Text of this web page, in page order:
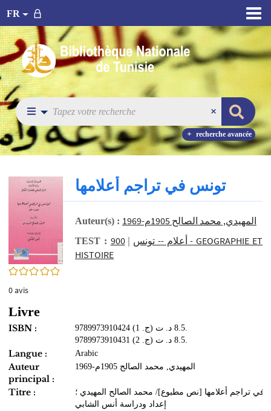
FR
recherche avancée
0/5
0avis
تونس في تراجم أعلامها
Auteur(s) : المهيدي, محمد الصالح 1905م-1969
TEST : أعلام -- تونس |
900 - GEOGRAPHIE ET
HISTOIRE
Livre
ISBN :
Langue : Arabic
Auteur
principal :
المهيدي, محمد الصالح 1905م-1969
Titre :
في تراجم أعلامها [نص مطبوع]/ محمد الصالح المهيدي ؛
إعداد ودراسة أنس الشابي